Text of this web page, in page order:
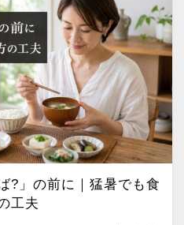
?」の前に｜猛暑でも食
工夫